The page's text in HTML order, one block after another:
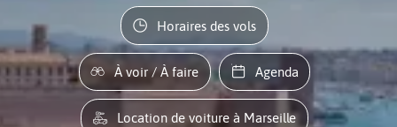
Horaires des vols
À voir / À faire Agenda
Location de voiture à Marseille